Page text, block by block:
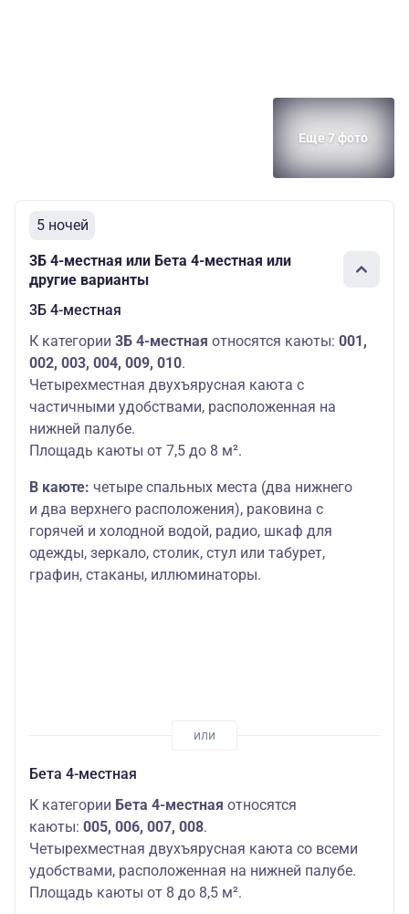
Еще 7 фото
5 ночей
3Б 4-местная или Бета 4-местная или
другие варианты
3Б 4-местная
К категории 3Б 4-местная относятся каюты: 001,
002, 003, 004, 009, 010.
Четырехместная двухъярусная каюта с
частичными удобствами, расположенная на
нижней палубе.
Площадь каюты от 7,5 до 8 м².
В каюте: четыре спальных места (два нижнего
и два верхнего расположения), раковина с
горячей и холодной водой, радио, шкаф для
одежды, зеркало, столик, стул или табурет,
графин, стаканы, иллюминаторы.
Бета 4-местная
К категории Бета 4-местная относятся
каюты: 005, 006, 007, 008.
Четырехместная двухъярусная каюта со всеми
удобствами, расположенная на нижней палубе.
Площадь каюты от 8 до 8,5 м².